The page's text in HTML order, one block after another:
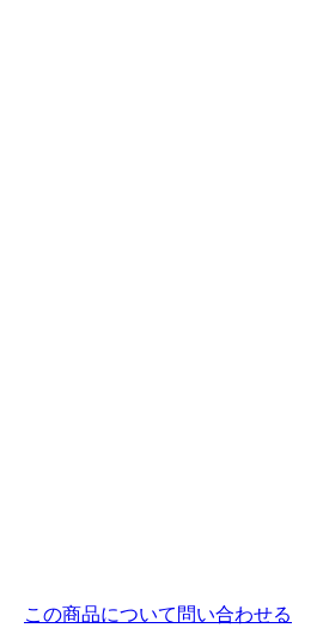
この商品について問い合わせる